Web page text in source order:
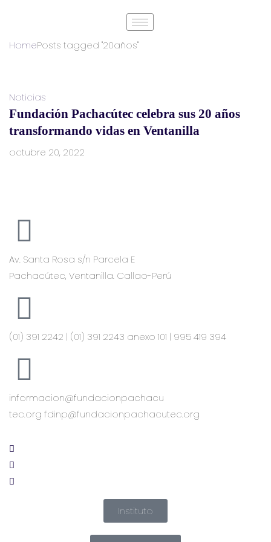
HomePosts tagged "20años"
Noticias
Fundación Pachacútec celebra sus 20 años
transformando vidas en Ventanilla
octubre 20, 2022
Av. Santa Rosa s/n Parcela E
Pachacútec, Ventanilla. Callao-Perú
(01) 391 2242 | (01) 391 2243 anexo 101 | 995 419 394
informacion@fundacionpachacu
tec.org fdinp@fundacionpachacutec.org
Instituto